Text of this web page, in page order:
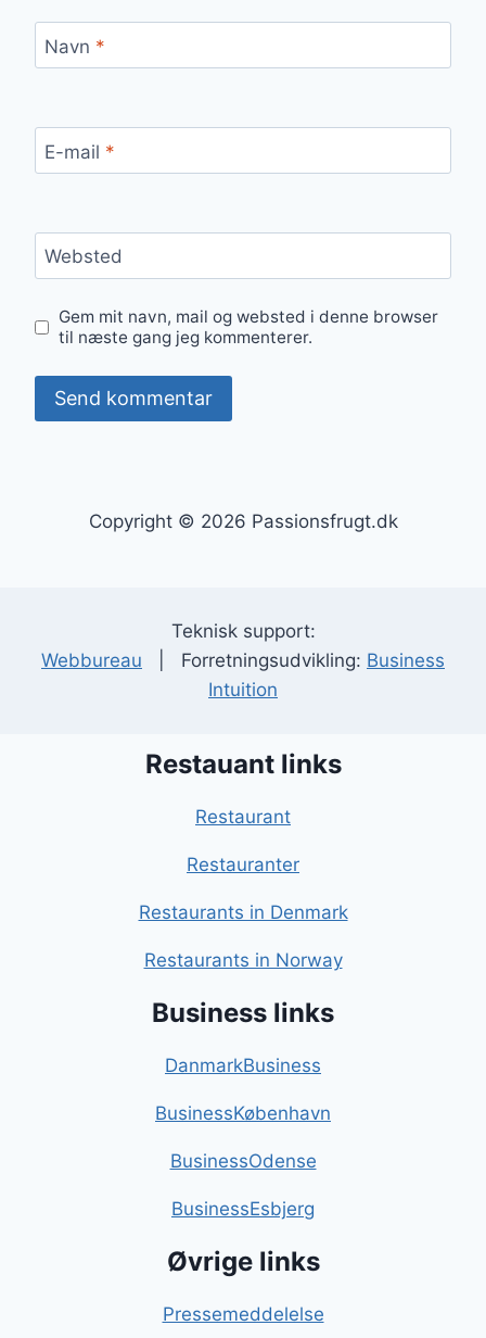
Navn *
E-mail *
Websted
Gem mit navn, mail og websted i denne browser
til næste gang jeg kommenterer.
Copyright © 2026 Passionsfrugt.dk
Teknisk support:
Webbureau | Forretningsudvikling: Business
Intuition
Restauant links
Restaurant
Restauranter
Restaurants in Denmark
Restaurants in Norway
Business links
DanmarkBusiness
BusinessKøbenhavn
BusinessOdense
BusinessEsbjerg
Øvrige links
Pressemeddelelse